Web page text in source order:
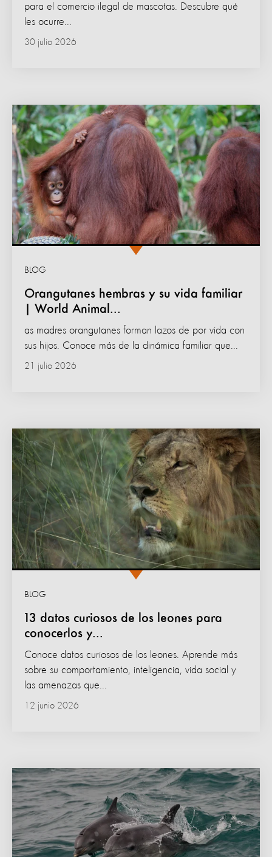
30 julio 2026
para el comercio ilegal de mascotas. Descubre qué
les ocurre...
Orangutanes hembras y su vida familiar
| World Animal...
BLOG
21 julio 2026
as madres orangutanes forman lazos de por vida con
sus hijos. Conoce más de la dinámica familiar que...
13 datos curiosos de los leones para
conocerlos y...
BLOG
12 junio 2026
Conoce datos curiosos de los leones. Aprende más
sobre su comportamiento, inteligencia, vida social y
las amenazas que...